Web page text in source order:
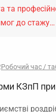
та
до стажу…
Робочий час /
КЗпП при